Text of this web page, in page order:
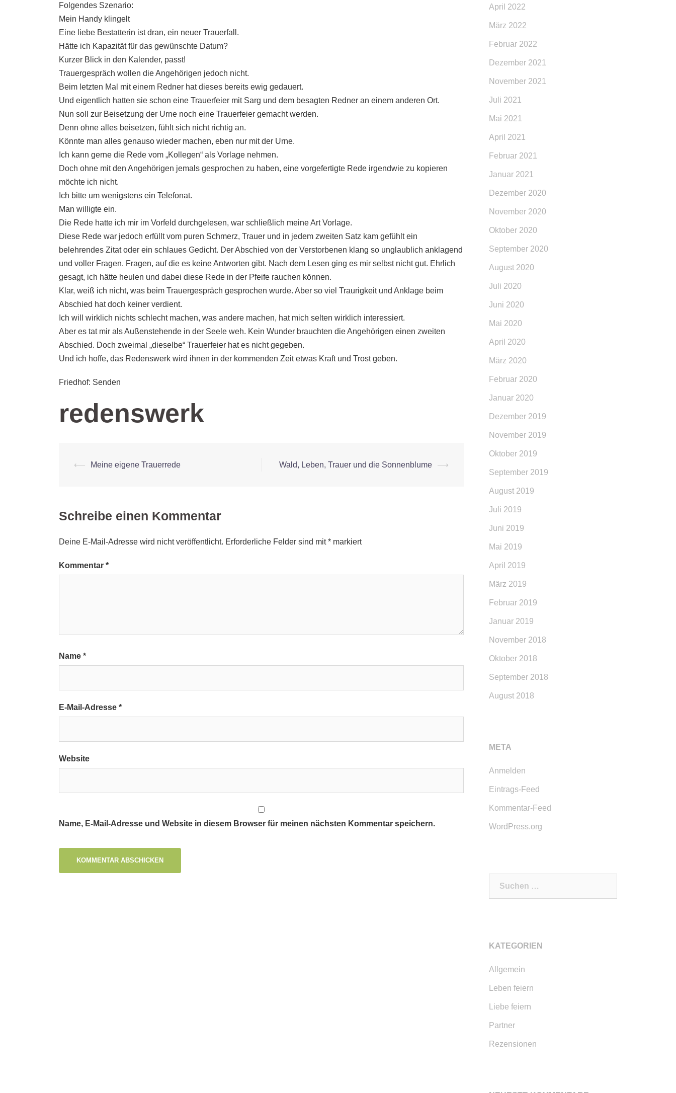
Folgendes Szenario:
Mein Handy klingelt
Eine liebe Bestatterin ist dran, ein neuer Trauerfall.
Hätte ich Kapazität für das gewünschte Datum?
Kurzer Blick in den Kalender, passt!
Trauergespräch wollen die Angehörigen jedoch nicht.
Beim letzten Mal mit einem Redner hat dieses bereits ewig gedauert.
Und eigentlich hatten sie schon eine Trauerfeier mit Sarg und dem besagten Redner an einem anderen Ort.
Nun soll zur Beisetzung der Urne noch eine Trauerfeier gemacht werden.
Denn ohne alles beisetzen, fühlt sich nicht richtig an.
Könnte man alles genauso wieder machen, eben nur mit der Urne.
Ich kann gerne die Rede vom „Kollegen“ als Vorlage nehmen.
Doch ohne mit den Angehörigen jemals gesprochen zu haben, eine vorgefertigte Rede irgendwie zu kopieren
möchte ich nicht.
Ich bitte um wenigstens ein Telefonat.
Man willigte ein.
Die Rede hatte ich mir im Vorfeld durchgelesen, war schließlich meine Art Vorlage.
Diese Rede war jedoch erfüllt vom puren Schmerz, Trauer und in jedem zweiten Satz kam gefühlt ein
belehrendes Zitat oder ein schlaues Gedicht. Der Abschied von der Verstorbenen klang so unglaublich anklagend
und voller Fragen. Fragen, auf die es keine Antworten gibt. Nach dem Lesen ging es mir selbst nicht gut. Ehrlich
gesagt, ich hätte heulen und dabei diese Rede in der Pfeife rauchen können.
Klar, weiß ich nicht, was beim Trauergespräch gesprochen wurde. Aber so viel Traurigkeit und Anklage beim
Abschied hat doch keiner verdient.
Ich will wirklich nichts schlecht machen, was andere machen, hat mich selten wirklich interessiert.
Aber es tat mir als Außenstehende in der Seele weh. Kein Wunder brauchten die Angehörigen einen zweiten
Abschied. Doch zweimal „dieselbe“ Trauerfeier hat es nicht gegeben.
Und ich hoffe, das Redenswerk wird ihnen in der kommenden Zeit etwas Kraft und Trost geben.
Friedhof: Senden
redenswerk
Beitrags-
⟵ Meine eigene Trauerrede Wald, Leben, Trauer und die Sonnenblume ⟶
Schreibe einen Kommentar
Deine E-Mail-Adresse wird nicht veröffentlicht. Erforderliche Felder sind mit* markiert
Kommentar *
Name *
E-Mail-Adresse *
Website
Name, E-Mail-Adresse und Website in diesem Browser für meinen nächsten Kommentar speichern.
April 2022
März 2022
Februar 2022
Dezember 2021
November 2021
Juli 2021
Mai 2021
April 2021
Februar 2021
Januar 2021
Dezember 2020
November 2020
Oktober 2020
September 2020
August 2020
Juli 2020
Juni 2020
Mai 2020
April 2020
März 2020
Februar 2020
Januar 2020
Dezember 2019
November 2019
Oktober 2019
September 2019
August 2019
Juli 2019
Juni 2019
Mai 2019
April 2019
März 2019
Februar 2019
Januar 2019
November 2018
Oktober 2018
September 2018
August 2018
META
Anmelden
Eintrags-Feed
Kommentar-Feed
WordPress.org
KATEGORIEN
Allgemein
Leben feiern
Liebe feiern
Partner
Rezensionen